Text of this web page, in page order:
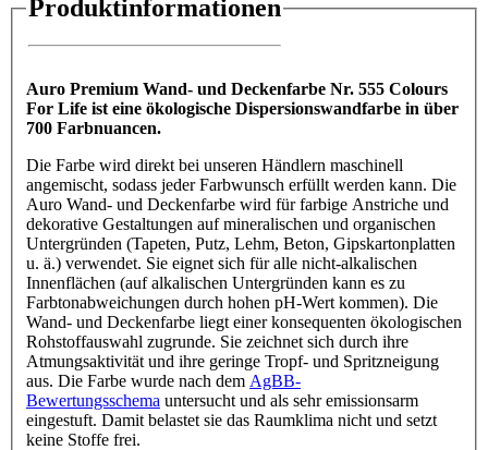
Produktinformationen
Auro Premium Wand- und Deckenfarbe Nr. 555 Colours
For Life ist eine ökologische Dispersionswandfarbe in über
700 Farbnuancen.
Die Farbe wird direkt bei unseren Händlern maschinell
angemischt, sodass jeder Farbwunsch erfüllt werden kann. Die
Auro Wand- und Deckenfarbe wird für farbige Anstriche und
dekorative Gestaltungen auf mineralischen und organischen
Untergründen (Tapeten, Putz, Lehm, Beton, Gipskartonplatten
u. ä.) verwendet. Sie eignet sich für alle nicht-alkalischen
Innenflächen (auf alkalischen Untergründen kann es zu
Farbtonabweichungen durch hohen pH-Wert kommen). Die
Wand- und Deckenfarbe liegt einer konsequenten ökologischen
Rohstoffauswahl zugrunde. Sie zeichnet sich durch ihre
Atmungsaktivität und ihre geringe Tropf- und Spritzneigung
aus. Die Farbe wurde nach dem AgBB-
Bewertungsschema untersucht und als sehr emissionsarm
eingestuft. Damit belastet sie das Raumklima nicht und setzt
keine Stoffe frei.